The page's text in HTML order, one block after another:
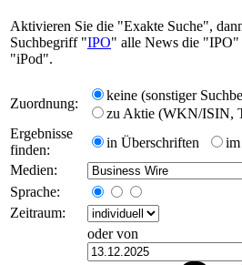
Aktivieren Sie die "Exakte Suche",
Suchbegriff "IPO" alle News die "IPO"
"iPod".
Zuordnung:
keine (sonstiger
zu Aktie (WKN/ISIN,
Ergebnisse
finden:
in Überschriften
im
Medien:
Sprache:
Zeitraum:
oder von